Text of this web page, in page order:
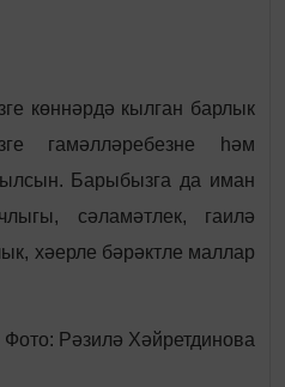
көннәрдә кылган барлык
гамәлләребезне һәм
Барыбызга да иман
сәламәтлек, гаилә
хәерле бәрәктле маллар
Фото: Рәзилә Хәйретдинова